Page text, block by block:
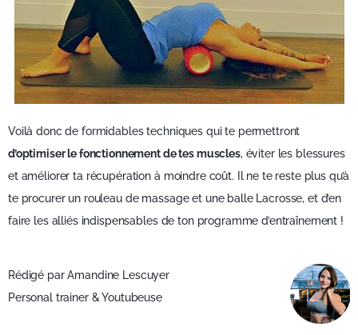
Voilà donc de formidables techniques qui te permettront
d’optimiser le fonctionnement de tes muscles, éviter les blessures
et améliorer ta récupération à moindre coût. Il ne te reste plus qu’à
te procurer un rouleau de massage et une balle Lacrosse, et d’en
faire les alliés indispensables de ton programme d’entraînement !
Rédigé parAmandine Lescuyer
Personal trainer & Youtubeuse